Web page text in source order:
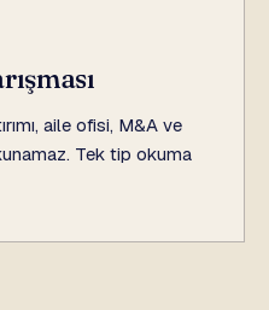
aile ofisi, M&A ve
Tek tip okuma